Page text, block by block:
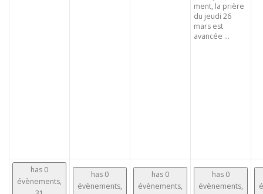
ment, la prière
du jeudi 26
mars est
avancée ...
has 0
évènements,
has 0
évènements,
has 0
évènements,
has 0
évènements,